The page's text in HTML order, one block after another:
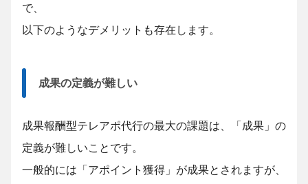
で、
以下のようなデメリットも存在します。
成果の定義が難しい
成果報酬型テレアポ代行の最大の課題は、「成果」の
定義が難しいことです。
一般的には「アポイント獲得」が成果とされますが、